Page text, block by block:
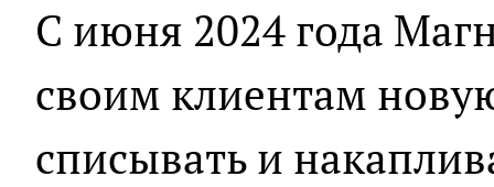
С июня 2024 года
своим клиентам
списывать и